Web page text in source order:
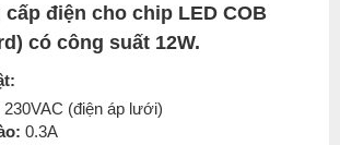
điện cho chip LED COB
có công suất 12W.
230VAC (điện áp lưới)
0.3A